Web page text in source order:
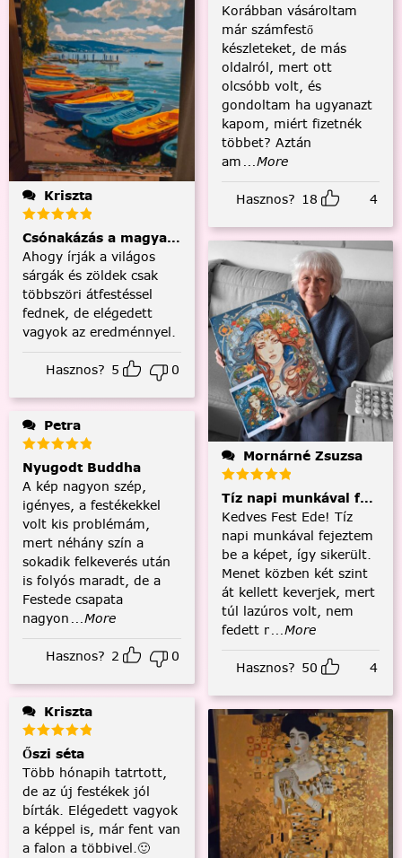
Kriszta
Csónakázás a magyar tengeren
Ahogy írják a világos
sárgák és zöldek csak
többszöri átfestéssel
fednek, de elégedett
vagyok az eredménnyel.
Hasznos? 5 0
Petra
Nyugodt Buddha
A kép nagyon szép,
igényes, a festékekkel
volt kis problémám,
mert néhány szín a
sokadik felkeverés után
is folyós maradt, de a
Festede csapata
nagyon ...More
Hasznos? 2 0
Kriszta
Őszi séta
Több hónapih tatrtott,
de az új festékek jól
bírták. Elégedett vagyok
a képpel is, már fent van
a falon a többivel.🙂
Korábban vásároltam
már számfestő
készleteket, de más
oldalról, mert ott
olcsóbb volt, és
gondoltam ha ugyanazt
kapom, miért fizetnék
többet? Aztán
am ...More
Hasznos? 18 4
Mornárné Zsuzsa
Tíz napi munkával
Kedves Fest Ede! Tíz
napi munkával fejeztem
be a képet, így sikerült.
Menet közben két szint
át kellett keverjek, mert
túl lazúros volt, nem
fedett r...More
Hasznos? 50 4